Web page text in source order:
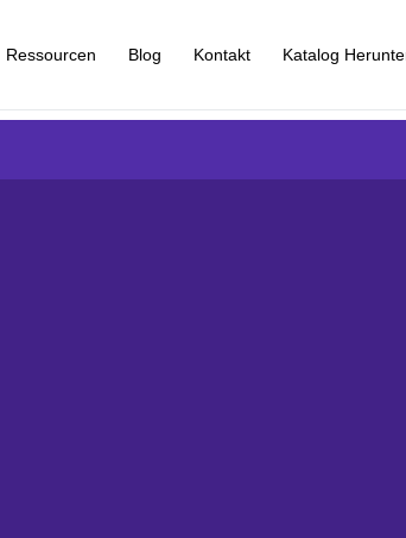
Ressourcen Blog Kontakt Katalog